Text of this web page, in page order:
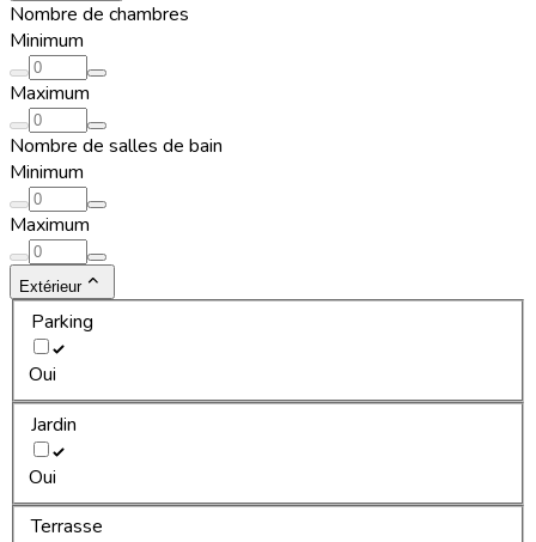
Nombre de chambres
Minimum
Maximum
Nombre de salles de bain
Minimum
Maximum
Extérieur
Parking
Oui
Jardin
Oui
Terrasse